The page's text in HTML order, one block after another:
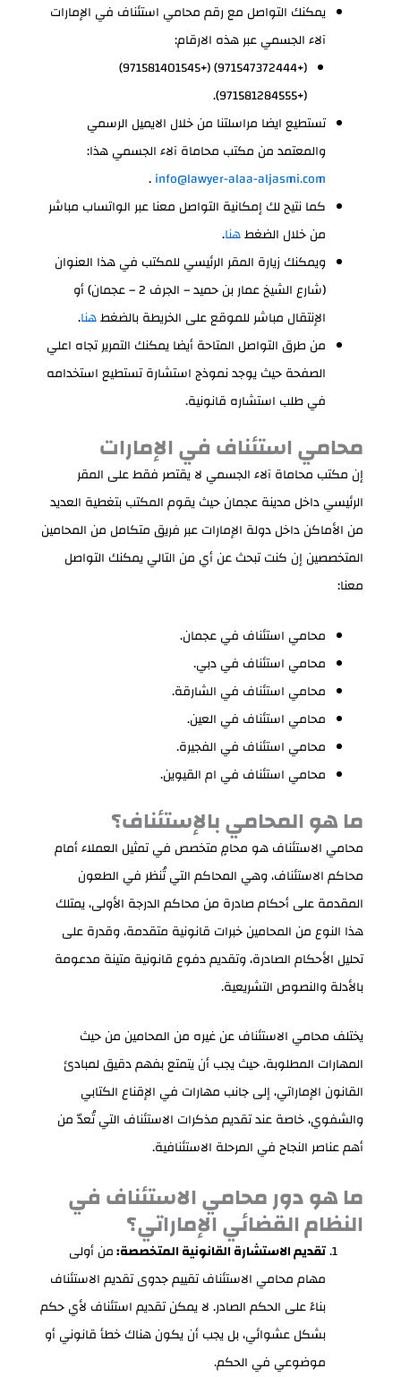
يمكنك التواصل مع رقم محامي استئناف في الإمارات
آلاء الجسمي عبر هذه الارقام:
(+971547372444) (+971581401545)
(+971581284555).
تستطيع ايضا مراسلتنا من خلال الايميل الرسمي
والمعتمد من مكتب محاماة آلاء الجسمي هذا:
info@lawyer-alaa-aljasmi.com
.
كما نتيح لك إمكانية التواصل معنا عبر الواتساب مباشر
من خلال الضغطهنا.
ويمكنك زيارة المقر الرئيسي للمكتب في هذا العنوان
(شارع الشيخ عمار بن حميد – الجرف 2 – عجمان) أو
الإنتقال مباشر للموقع على الخريطة بالضغطهنا.
من طرق التواصل المتاحة أيضا يمكنك التمرير تجاه اعلي
الصفحة حيث يوجد نموذج استشارة تستطيع استخدامه
في طلب استشاره قانونية.
محامي استئناف في الإمارات
إن مكتب محاماة آلاء الجسمي لا يقتصر فقط على المقر
الرئيسي داخل مدينة عجمان حيث يقوم المكتب بتغطية العديد
من الأماكن داخل دولة الإمارات عبر فريق متكامل من المحامين
المتخصصين إن كنت تبحث عن أي من التالي يمكنك التواصل
معنا:
محامي استئناف في عجمان.
محامي استئناف في دبي.
محامي استئناف في الشارقة.
محامي استئناف في العين.
محامي استئناف في الفجيرة.
محامي استئناف في ام القيوين.
ما هو المحامي بالإستئناف؟
محامي الاستئناف هو محامٍ متخصص في تمثيل العملاء أمام
محاكم الاستئناف، وهي المحاكم التي تُنظر في الطعون
المقدمة على أحكام صادرة من محاكم الدرجة الأولى، يمتلك
هذا النوع من المحامين خبرات قانونية متقدمة، وقدرة على
تحليل الأحكام الصادرة، وتقديم دفوع قانونية متينة مدعومة
بالأدلة والنصوص التشريعية.
يختلف محامي الاستئناف عن غيره من المحامين من حيث
المهارات المطلوبة، حيث يجب أن يتمتع بفهم دقيق لمبادئ
القانون الإماراتي، إلى جانب مهارات في الإقناع الكتابي
والشفوي، خاصة عند تقديم مذكرات الاستئناف التي تُعدّ من
أهم عناصر النجاح في المرحلة الاستئنافية.
ما هو دور محامي الاستئناف في
النظام القضائي الإماراتي؟
تقديم الاستشارة القانونية المتخصصة:من أولى
مهام محامي الاستئناف تقييم جدوى تقديم الاستئناف
بناءً على الحكم الصادر. لا يمكن تقديم استئناف لأي حكم
بشكل عشوائي، بل يجب أن يكون هناك خطأ قانوني أو
موضوعي في الحكم.